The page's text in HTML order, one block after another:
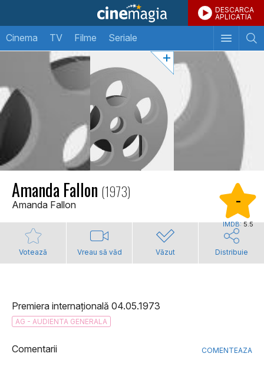
DESCARCA
APLICATIA
Cinema TV Filme Seriale
Amanda Fallon (1973)
Amanda Fallon -
IMDB:5.5
Votează Vreau să văd Văzut Distribuie
Premiera internațională 04.05.1973
AG - AUDIENTA GENERALA
Comentarii COMENTEAZA